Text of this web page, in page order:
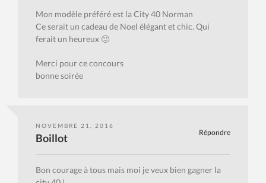
Mon modèle préféré est la City 40 Norman
Ce serait un cadeau de Noel élégant et chic. Qui
ferait un heureux 🙂
Merci pour ce concours
bonne soirée
NOVEMBRE 21, 2016
Répondre
Boillot
Bon courage à tous mais moi je veux bien gagner la